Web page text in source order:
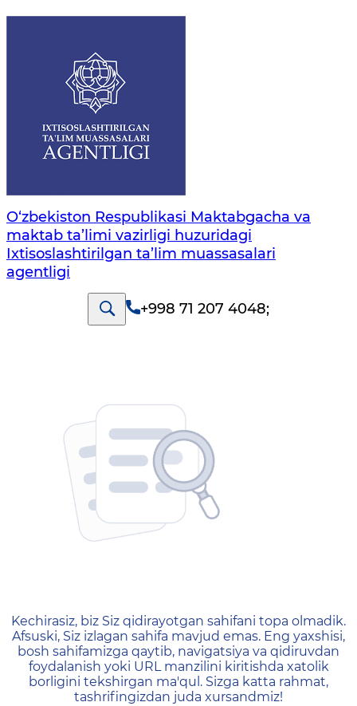
O‘zbekiston Respublikasi Maktabgacha va
maktab ta’limi vazirligi huzuridagi
Ixtisoslashtirilgan ta’lim muassasalari
agentligi
+998 71 207 4048;
404 — Страница не
Kechirasiz, biz Siz qidirayotgan sahifani topa olmadik.
Afsuski, Siz izlagan sahifa mavjud emas. Eng yaxshisi,
bosh sahifamizga qaytib, navigatsiya va qidiruvdan
foydalanish yoki URL manzilini kiritishda xatolik
borligini tekshirgan ma'qul. Sizga katta rahmat,
tashrifingizdan juda xursandmiz!